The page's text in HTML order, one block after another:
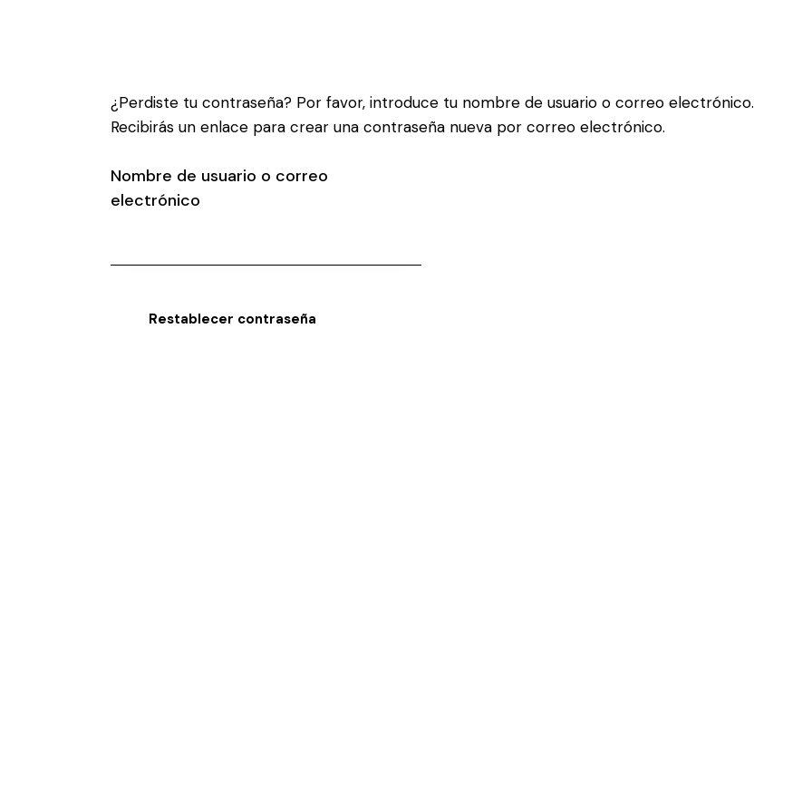
¿Perdiste tu contraseña? Por favor, introduce tu nombre de usuario o correo electrónico.
Recibirás un enlace para crear una contraseña nueva por correo electrónico.
Nombre de usuario o correo
electrónico
Restablecer contraseña